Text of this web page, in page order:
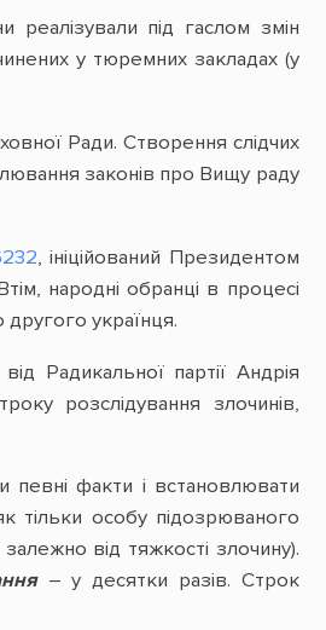
реалізували під гаслом змін
у тюремних закладах (у
Ради. Створення слідчих
законів про Вищу раду
, ініційований Президентом
народні обранці в процесі
українця.
Радикальної партії Андрія
розслідування злочинів,
певні факти і встановлювати
тільки особу підозрюваного
від тяжкості злочину).
– у десятки разів. Строк